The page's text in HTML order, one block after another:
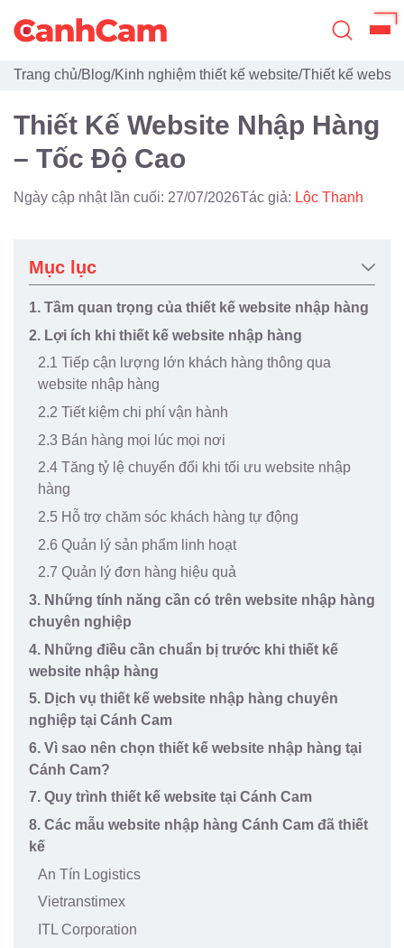
Trang Chủ
Giới Thiệu
Thiết Kế Website
Dịch Vụ
Quy Trình
Blog
Trang chủ/Blog/Kinh nghiệm thiết kế website/Thiết kế
Thiết Kế Website Nhập Hàng
– Tốc Độ Cao
Ngày cập nhật lần cuối: 27/07/2026Tác giả: Lộc Thanh
Mục lục
1. Tầm quan trọng của thiết kế website nhập hàng
2. Lợi ích khi thiết kế website nhập hàng
2.1 Tiếp cận lượng lớn khách hàng thông qua
website nhập hàng
2.2 Tiết kiệm chi phí vận hành
2.3 Bán hàng mọi lúc mọi nơi
2.4 Tăng tỷ lệ chuyển đổi khi tối ưu website nhập
hàng
2.5 Hỗ trợ chăm sóc khách hàng tự động
2.6 Quản lý sản phẩm linh hoạt
2.7 Quản lý đơn hàng hiệu quả
3. Những tính năng cần có trên website nhập hàng
chuyên nghiệp
4. Những điều cần chuẩn bị trước khi thiết kế
website nhập hàng
5. Dịch vụ thiết kế website nhập hàng chuyên
nghiệp tại Cánh Cam
6. Vì sao nên chọn thiết kế website nhập hàng tại
Cánh Cam?
7. Quy trình thiết kế website tại Cánh Cam
8. Các mẫu website nhập hàng Cánh Cam đã thiết
kế
An Tín Logistics
Vietranstimex
ITL Corporation